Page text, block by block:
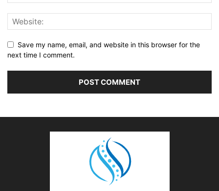
Save my name, email, and website in this browser for the
next time I comment.